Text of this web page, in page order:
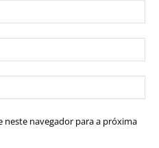
neste navegador para a próxima